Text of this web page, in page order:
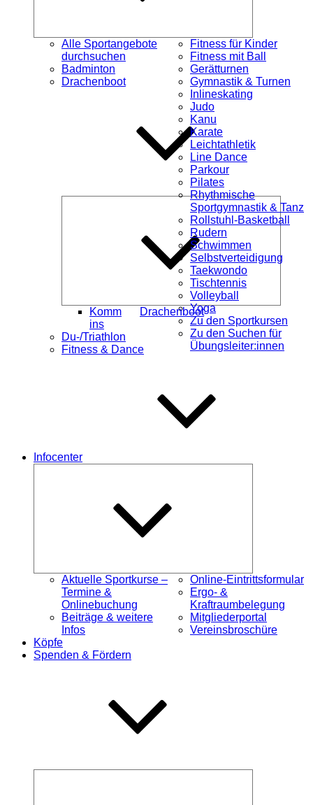
Alle Sportangebote
durchsuchen
Badminton
Drachenboot
öffnen
Komm
ins
Drachenboot
Du-/Triathlon
Fitness & Dance
Fitness für Kinder
Fitness mit Ball
Gerätturnen
Gymnastik & Turnen
Inlineskating
Judo
Kanu
Karate
Leichtathletik
Line Dance
Parkour
Pilates
Rhythmische
Sportgymnastik & Tanz
Rollstuhl-Basketball
Rudern
Schwimmen
Selbstverteidigung
Taekwondo
Tischtennis
Volleyball
Yoga
Zu den Sportkursen
Zu den Suchen für
Übungsleiter:innen
Infocenter
Aktuelle Sportkurse –
Termine &
Onlinebuchung
Beiträge & weitere
Infos
Online-Eintrittsformular
Ergo- &
Kraftraumbelegung
Mitgliederportal
Vereinsbroschüre
Köpfe
Spenden & Fördern